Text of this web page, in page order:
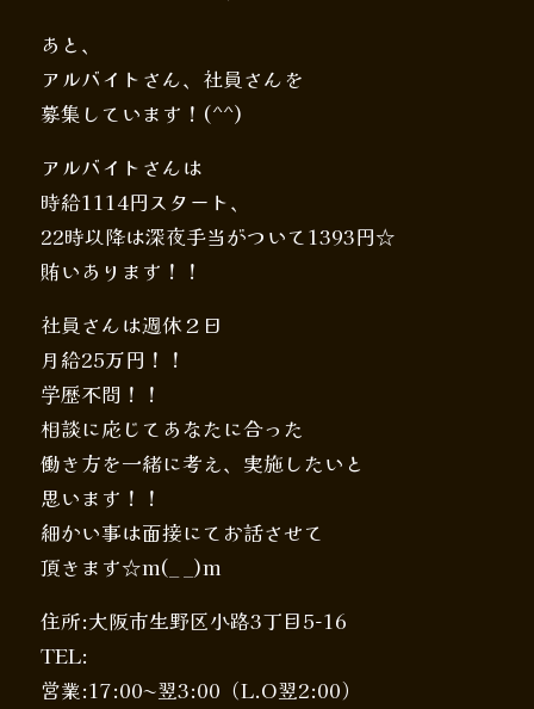
あと、
アルバイトさん、社員さんを
募集しています！(^^)
アルバイトさんは
時給1114円スタート、
22時以降は深夜手当がついて1393円☆
賄いあります！！
社員さんは週休２日
月給25万円！！
学歴不問！！
相談に応じてあなたに合った
働き方を一緒に考え、実施したいと
思います！！
細かい事は面接にてお話させて
頂きます☆m(_ _)m
住所:大阪市生野区小路3丁目5-16
TEL:
営業:17:00〜翌3:00（L.O翌2:00）